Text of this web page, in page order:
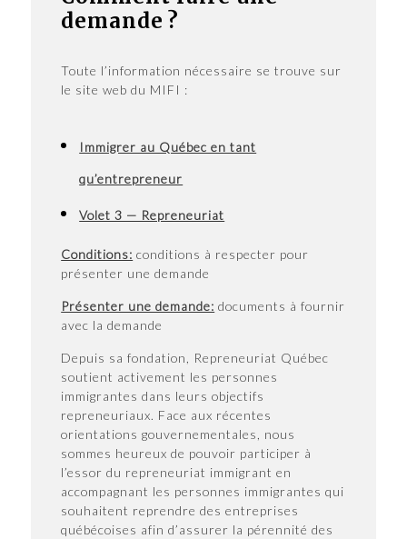
demande ?
Toute l’information nécessaire se trouve sur
le site web du MIFI :
Immigrer au Québec en tant
qu’entrepreneur
Volet 3 — Repreneuriat
Conditions: conditions à respecter pour
présenter une demande
Présenter une demande: documents à fournir
avec la demande
Depuis sa fondation, Repreneuriat Québec
soutient activement les personnes
immigrantes dans leurs objectifs
repreneuriaux. Face aux récentes
orientations gouvernementales, nous
sommes heureux de pouvoir participer à
l’essor du repreneuriat immigrant en
accompagnant les personnes immigrantes qui
souhaitent reprendre des entreprises
québécoises afin d’assurer la pérennité des